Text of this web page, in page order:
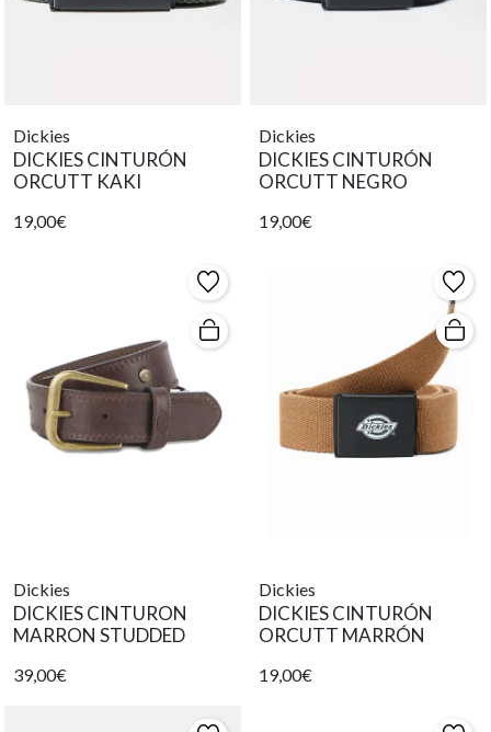
Dickies
DICKIES CINTURÓN
ORCUTT KAKI
19,00€
Dickies
DICKIES CINTURÓN
ORCUTT NEGRO
19,00€
Dickies
DICKIES CINTURON
MARRON STUDDED
39,00€
Dickies
DICKIES CINTURÓN
ORCUTT MARRÓN
19,00€